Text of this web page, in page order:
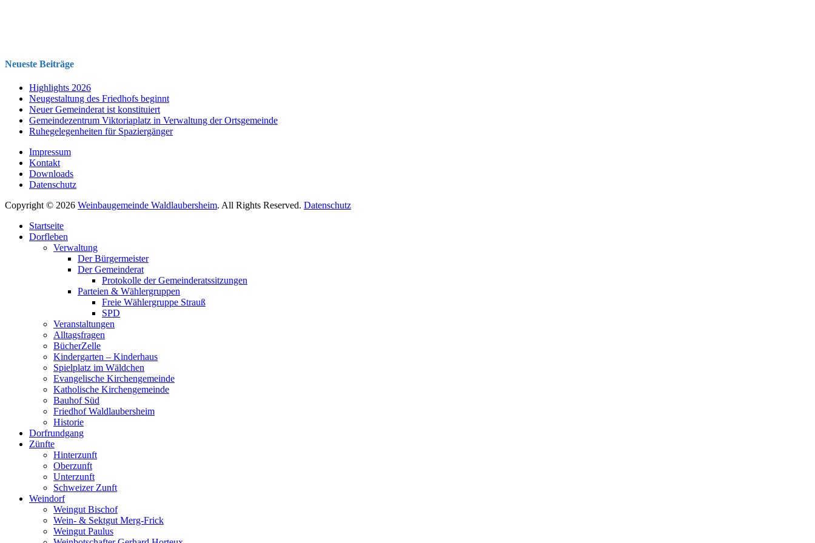
Neueste Beiträge
Highlights 2026
Neugestaltung des Friedhofs beginnt
Neuer Gemeinderat ist konstituiert
Gemeindezentrum Viktoriaplatz in Verwaltung der Ortsgemeinde
Ruhegelegenheiten für Spaziergänger
Impressum
Kontakt
Downloads
Datenschutz
Copyright © 2026 Weinbaugemeinde Waldlaubersheim. All Rights Reserved. Datenschutz
oben
scrollen
Startseite
Dorfleben
Verwaltung
Der Bürgermeister
Der Gemeinderat
Protokolle der Gemeinderatssitzungen
Parteien & Wählergruppen
Freie Wählergruppe Strauß
SPD
Veranstaltungen
Alltagsfragen
BücherZelle
Kindergarten – Kinderhaus
Spielplatz im Wäldchen
Evangelische Kirchengemeinde
Katholische Kirchengemeinde
Bauhof Süd
Friedhof Waldlaubersheim
Historie
Dorfrundgang
Zünfte
Hinterzunft
Oberzunft
Unterzunft
Schweizer Zunft
Weindorf
Weingut Bischof
Wein- & Sektgut Merg-Frick
Weingut Paulus